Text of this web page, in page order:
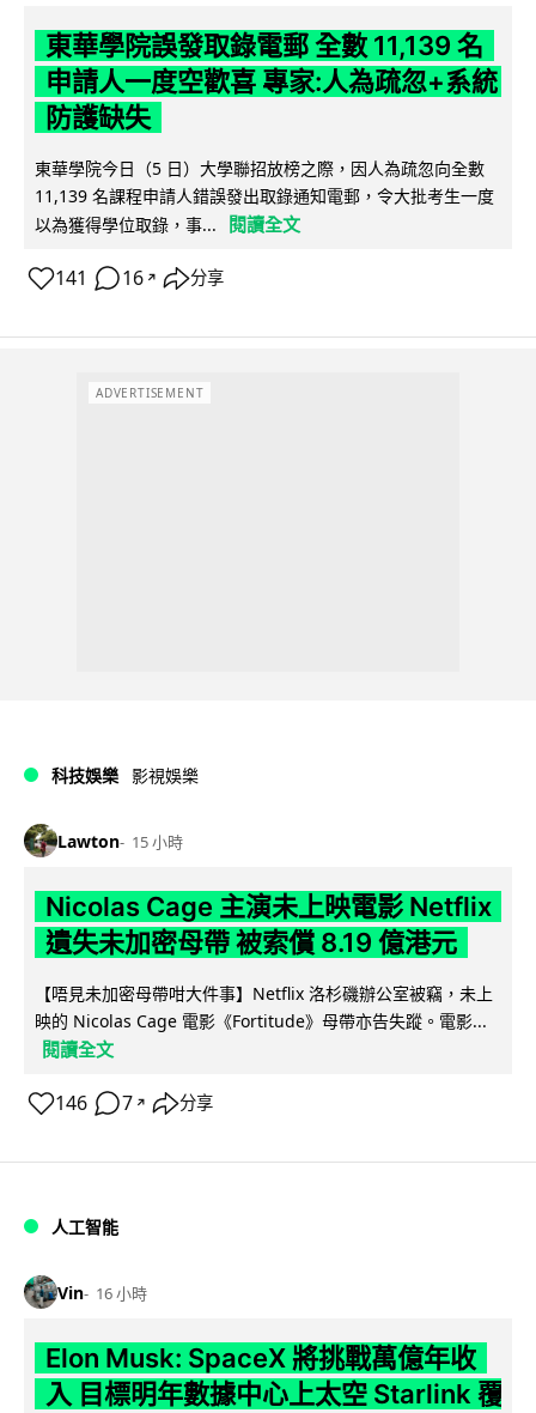
東華學院誤發取錄電郵 全數 11,139 名
申請人一度空歡喜 專家:人為疏忽+系統
防護缺失
東華學院今日（5 日）大學聯招放榜之際，因人為疏忽向全數
11,139 名課程申請人錯誤發出取錄通知電郵，令大批考生一度
以為獲得學位取錄，事...
閱讀全文
141 16 ↗ 分享
ADVERTISEMENT
科技娛樂 影視娛樂
Lawton 15 小時
Nicolas Cage 主演未上映電影 Netflix
遺失未加密母帶 被索償 8.19 億港元
【唔見未加密母帶咁大件事】Netflix 洛杉磯辦公室被竊，未上
映的 Nicolas Cage 電影《Fortitude》母帶亦告失蹤。電影...
閱讀全文
146 7 ↗ 分享
人工智能
Vin 16 小時
Elon Musk: SpaceX 將挑戰萬億年收
入 目標明年數據中心上太空 Starlink 覆